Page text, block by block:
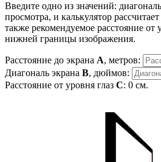
Введите одно из значений:
просмотра, и калькулятор
также рекомендуемое расстояние от
нижней границы изображения.
Расстояние до экрана A, метров:
Диагональ экрана B, дюймов:
Расстояние от уровня глаз C: 0 см.